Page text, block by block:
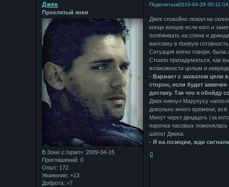
Поделиться2010-04-28 00:11:04
Джек
Проклятый янки
В Зоне с:/span>: 2009-04-15
Приглашений: 0
Опыт: 172
Уважение: +13
Доброта: +7
Джек спокойно лежал на
конце концов если кого и
полёживать на спине и
винтовку в боевую
Ситуация мягко говоря,
Стоило призадуматься, как
возможности целым и
- Вариант с захватом цели
сторон, если будет
достану. Так что я обойду
Джек кивнул Марукусу
довольно много времени, всё
Минут через двадцать (за
парочка часовых
шёпот Джека.
- Я на позиции, жди
0